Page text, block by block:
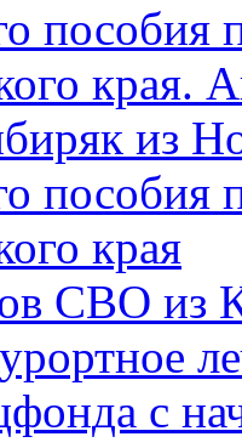
пособия
края.
из
пособия
края
СВО из
с